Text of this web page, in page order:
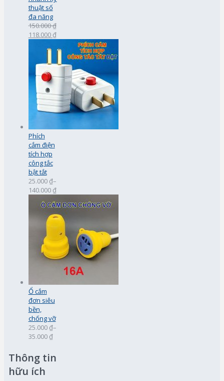
thuật số
đa năng
150.000 ₫
118.000 ₫
Phích
cắm điện
tích hợp
công tắc
bật tắt
25.000 ₫–
140.000 ₫
Ổ cắm
đơn siêu
bền,
chống vỡ
25.000 ₫–
35.000 ₫
Thông tin
hữu ích